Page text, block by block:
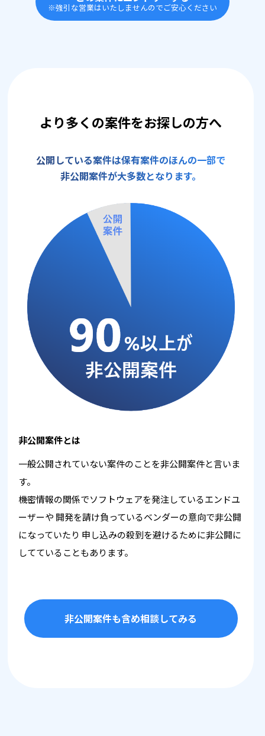
※強引な営業はいたしませんのでご安心ください
より多くの案件をお探しの方へ
公開している案件は保有案件のほんの一部で
非公開案件が大多数となります。
非公開案件とは
一般公開されていない案件のことを非公開案件と言いま
す。
機密情報の関係でソフトウェアを発注しているエンドユ
ーザーや 開発を請け負っているベンダーの意向で非公開
になっていたり 申し込みの殺到を避けるために非公開に
してていることもあります。
非公開案件も含め相談してみる